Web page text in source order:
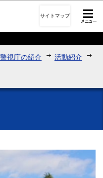
へ移動
サイトマップ
警視庁の紹介 活動紹介